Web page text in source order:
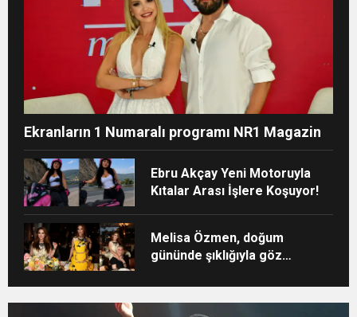
Ekranların 1 Numaralı programı NR1 Magazin
Ebru Akçay Yeni Motoruyla
Kıtalar Arası İşlere Koşuyor!
Melisa Özmen, doğum
gününde şıklığıyla göz